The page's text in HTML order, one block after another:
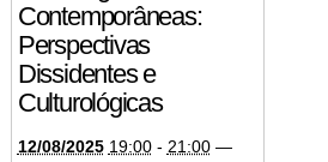
Contemporâneas:
Perspectivas
Dissidentes e
Culturológicas
12/08/2025 19:00- 21:00 —